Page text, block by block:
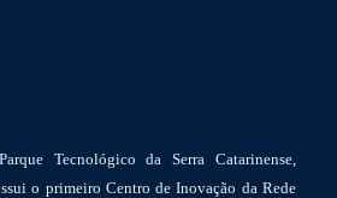
Tecnológico da Serra Catarinense,
o primeiro Centro de Inovação da Rede